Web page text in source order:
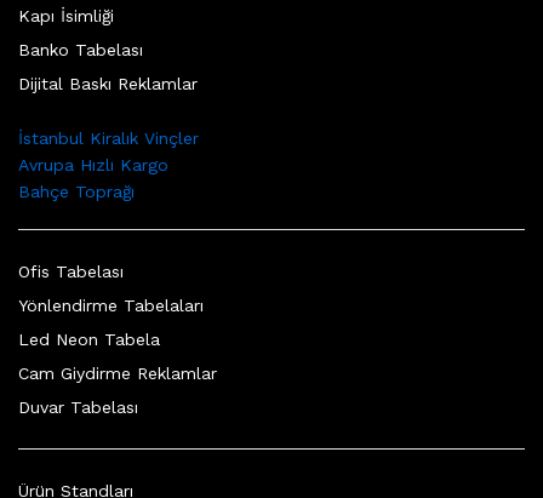
Kapı İsimliği
Banko Tabelası
Dijital Baskı Reklamlar
İstanbul Kiralık Vinçler
Avrupa Hızlı Kargo
Bahçe Toprağı
Ofis Tabelası
Yönlendirme Tabelaları
Led Neon Tabela
Cam Giydirme Reklamlar
Duvar Tabelası
Ürün Standları